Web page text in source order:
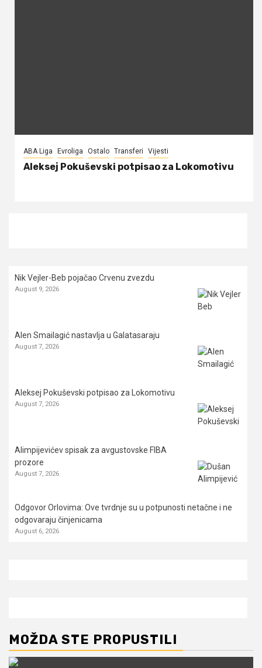
ABA Liga Evroliga Ostalo Transferi Vijesti
Aleksej Pokuševski potpisao za Lokomotivu
Nik Vejler-Beb pojačao Crvenu zvezdu
August 9, 2026
Alen Smailagić nastavlja u Galatasaraju
August 7, 2026
Aleksej Pokuševski potpisao za Lokomotivu
August 7, 2026
Alimpijevićev spisak za avgustovske FIBA
prozore
August 7, 2026
Odgovor Orlovima: ​Ove tvrdnje su u potpunosti netačne i ne
odgovaraju činjenicama
August 6, 2026
MOŽDA STE PROPUSTILI